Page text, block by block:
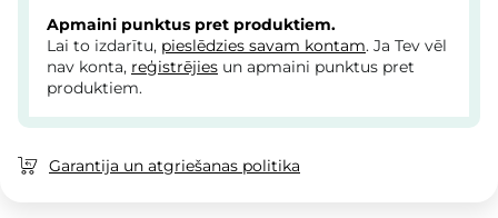
Apmaini punktus pret produktiem.
Lai to izdarītu, pieslēdzies savam kontam. Ja Tev vēl
nav konta, reģistrējies un apmaini punktus pret
produktiem.
Garantija un atgriešanas politika